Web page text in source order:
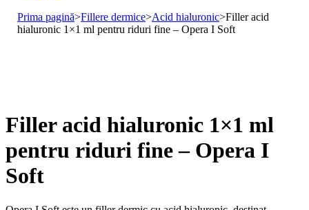
Prima pagină>Fillere dermice>Acid hialuronic>Filler acid
hialuronic 1×1 ml pentru riduri fine – Opera I Soft
Filler acid hialuronic 1×1 ml
pentru riduri fine – Opera I
Soft